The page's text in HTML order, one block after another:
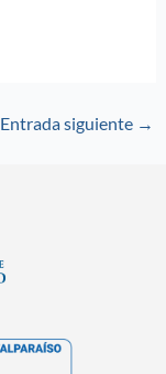
Entrada siguiente →